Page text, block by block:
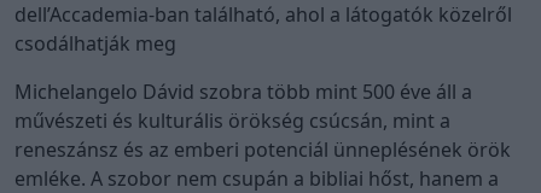
dell’Accademia-ban található, ahol a látogatók közelről
csodálhatják meg
Michelangelo Dávid szobra több mint 500 éve áll a
művészeti és kulturális örökség csúcsán, mint a
reneszánsz és az emberi potenciál ünneplésének örök
emléke. A szobor nem csupán a bibliai hőst, hanem a